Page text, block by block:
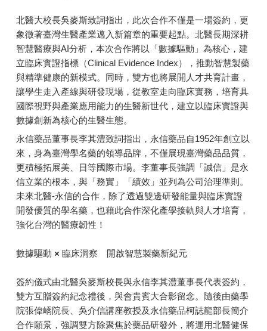
北醫大校長吳麥斯致詞指出，此次合作不僅是一場簽約，更
象徵著臺灣生醫產業邁入新篇章的重要起點。北醫長期深耕
智慧醫療與AI分析，本次合作將以「數據驅動」為核心，建
立臨床實證指標（Clinical Evidence Index），推動智慧製藥
與精準健康的新模式。同時，雙方也將展開人才共育計畫，
讓學生走入產線與研發現場，從教室走向臨床實務，培育具
國際視野與產業應用能力的生醫新世代，建立以臨床實證與
數據創新為核心的生醫生態。
永信藥品董事長李其澧致詞指出，永信藥品自1952年創立以
來，身為臺灣學名藥的領導品牌，不僅展現臺灣藥品品質，
更積極拓展美、日等國際市場。李董事長強調「誠信」是永
信立業的根本，與「務實」「績效」並列為公司治理準則。
未來北醫-永信的合作，除了透過雙邊研發能量與臨床實證
開發優質的學名藥，也藉此合作深化產學接軌與人才培育，
強化台灣的醫療韌性！
數據驅動 × 臨床洞察 開啟智慧製藥新紀元
簽約儀式由北醫吳麥斯校長與永信李其澧董事長代表簽約，
雙方互贈簽約紀念禮後，與會貴賓大合影留念。隨後由藥學
院張偉嶠院長、吳介信講座教授及永信藥品柯誌龍部長簡介
合作願景，強調雙方除聚焦於藥品研發外，將運用北醫健保